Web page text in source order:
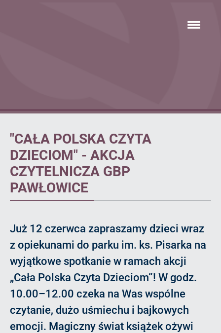
"CAŁA POLSKA CZYTA
DZIECIOM" - AKCJA
CZYTELNICZA GBP
PAWŁOWICE
Już 12 czerwca zapraszamy dzieci wraz
z opiekunami do parku im. ks. Pisarka na
wyjątkowe spotkanie w ramach akcji
„Cała Polska Czyta Dzieciom”! W godz.
10.00–12.00 czeka na Was wspólne
czytanie, dużo uśmiechu i bajkowych
emocji. Magiczny świat książek ożywi